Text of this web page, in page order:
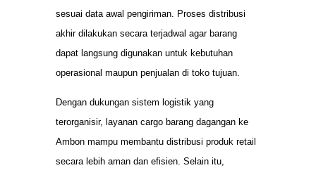
sesuai data awal pengiriman. Proses distribusi
akhir dilakukan secara terjadwal agar barang
dapat langsung digunakan untuk kebutuhan
operasional maupun penjualan di toko tujuan.
Dengan dukungan sistem logistik yang
terorganisir, layanan cargo barang dagangan ke
Ambon mampu membantu distribusi produk retail
secara lebih aman dan efisien. Selain itu,